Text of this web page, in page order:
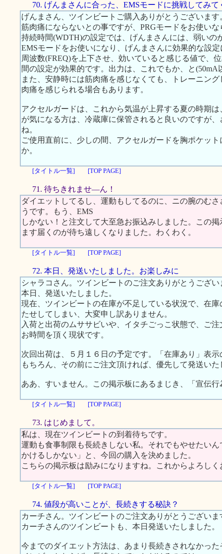
70. げんまさんに合った、EMSモードに挑戦してみて
げんまさん、ツインビートご購入ありがとうございます
筋肉痛にならないとの事ですが、PRGモードをお使い
持続時間(WDTH)の設定では、げんまさんには、弱いの
EMSモードをお使いになり、げんまさんに効果的な設
周波数(FREQ)を上下させ、効いていると感じる値で、
間の設定が効果的です。出力は、これでもか、と(50mA
また、安静時には筋肉痛を感じなくても、トレーニン
肉痛を感じられる場合もあります。
アクセルガードは、これから気温が上昇する夏の時期
が気になる方は、冷蔵庫に保管されると良いのですが
ね。
ご使用直前に、少しの間、アクセルガードを胸ポケッ
か。
[タイトル一覧] [TOP PAGE]
71. 待ちきれませ―ん！
ダイエットしてるし、運動もしてるのに、ニの腕のむ
うです。もう、EMS
しかない！と注文して大至急お振込みしました。この
ます届くのが待ち遠しくなりました。わくわく。
[タイトル一覧] [TOP PAGE]
72. 本日、発送いたしました。お楽しみに
シャラコさん。ツインビートのご注文ありがとうござい
本日、発送いたしました。
現在、ツインビートの在庫が不足している状況で、在
たせしてしまい、大変申し訳ありません。
入荷と出荷のムササビいや、イタチごっこ状態で、ご
お時間を頂く現状です。
次回出荷は、５月１６日の予定です。「在庫あり」表
もちろん、その前にご注文頂ければ、優先して発送いた
ああ、すいません。この掲示板にあるまじき、「宣伝
[タイトル一覧] [TOP PAGE]
73. はじめまして。
私は、現在ツインビートの到着待ちです。
運動も食事制限も長続きしない私。それでもやせたい
かけるしかない」と、今回の購入を決めました。
こちらの掲示板は励みになりますね。これからよろし
[タイトル一覧] [TOP PAGE]
74. 値段が高いことが、長続きする秘訣？
カーチさん。ツインビートのご注文ありがとうございま
カーチさんのツインビートも、本日発送いたしました。
今までのダイエット方法は、あまり長続きされなかっ